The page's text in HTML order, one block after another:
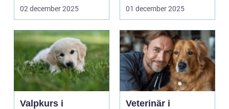
02 december 2025 01 december 2025
Valpkurs i
Veterinär i